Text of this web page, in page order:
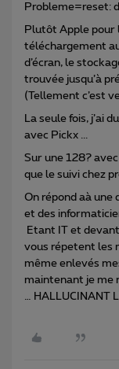
Probleme=reset:
Plutôt Apple pour
téléchargement
d’écran, le
trouvée jusqu’à
(Tellement c’est
La seule fois, j’ai
avec Pickx ...
Sur une 128?
que le suivi chez
On répond aà une
et des
Etant IT et
vous répetent les
même enlevés
maintenant je me
… HALLUCINANT